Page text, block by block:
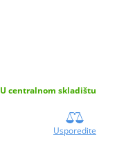
U centralnom skladištu
Usporedite